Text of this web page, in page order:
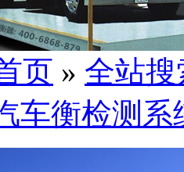
页 » 全站搜
车衡检测系